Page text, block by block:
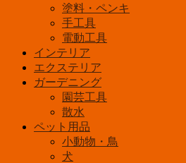
池
式
明
人
塗料・ペンキ
手工具
電動工具
インテリア
エクステリア
ガーデニング
園芸工具
散水
ペット用品
小動物・鳥
犬